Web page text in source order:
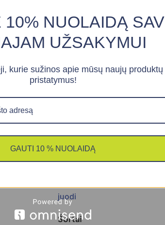
pluoštais, kurie geriau praleidžia orą,
yra minkšti ir gerai priglunda prie kūno.
Šortai
10% NUOLAIDĄ
UŽSAKYMUI
kurie sužinos apie mūsų naujų produktų
pristatymus!
GAUTI 10 % NUOLAIDĄ